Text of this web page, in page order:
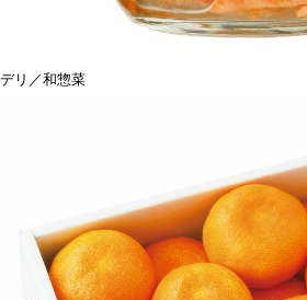
デリ／和惣菜